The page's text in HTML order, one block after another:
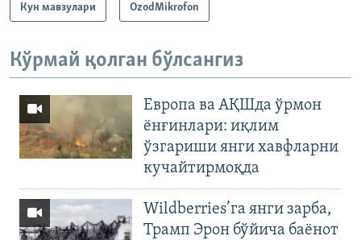
Кун мавзулари OzodMikrofon
Кўрмай қолган бўлсангиз
Европа ва АҚШда ўрмон
ёнғинлари: иқлим
ўзгариши янги хавфларни
кучайтирмоқда
Wildberries’га янги зарба,
Трамп Эрон бўйича баёнот